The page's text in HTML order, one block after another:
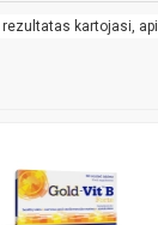
kartojasi,